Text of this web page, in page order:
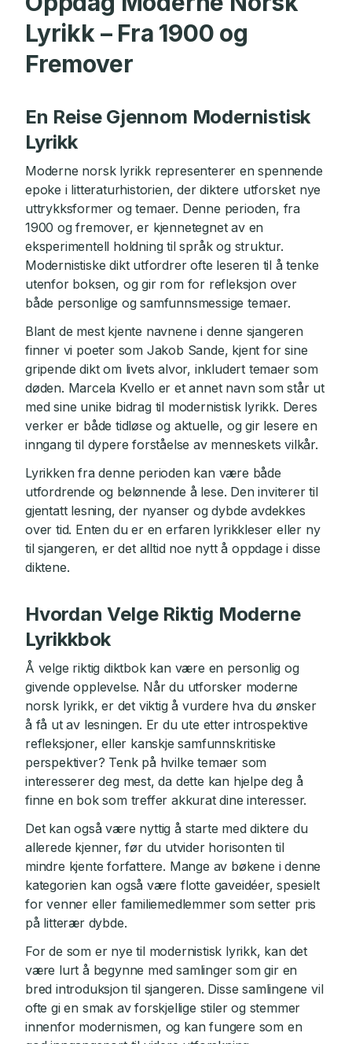
Lyrikk – Fra 1900 og
Fremover
En Reise Gjennom Modernistisk
Lyrikk
Moderne norsk lyrikk representerer en spennende
epoke i litteraturhistorien, der diktere utforsket nye
uttrykksformer og temaer. Denne perioden, fra
1900 og fremover, er kjennetegnet av en
eksperimentell holdning til språk og struktur.
Modernistiske dikt utfordrer ofte leseren til å tenke
utenfor boksen, og gir rom for refleksjon over
både personlige og samfunnsmessige temaer.
Blant de mest kjente navnene i denne sjangeren
finner vi poeter som Jakob Sande, kjent for sine
gripende dikt om livets alvor, inkludert temaer som
døden. Marcela Kvello er et annet navn som står ut
med sine unike bidrag til modernistisk lyrikk. Deres
verker er både tidløse og aktuelle, og gir lesere en
inngang til dypere forståelse av menneskets vilkår.
Lyrikken fra denne perioden kan være både
utfordrende og belønnende å lese. Den inviterer til
gjentatt lesning, der nyanser og dybde avdekkes
over tid. Enten du er en erfaren lyrikkleser eller ny
til sjangeren, er det alltid noe nytt å oppdage i disse
diktene.
Hvordan Velge Riktig Moderne
Lyrikkbok
Å velge riktig diktbok kan være en personlig og
givende opplevelse. Når du utforsker moderne
norsk lyrikk, er det viktig å vurdere hva du ønsker
å få ut av lesningen. Er du ute etter introspektive
refleksjoner, eller kanskje samfunnskritiske
perspektiver? Tenk på hvilke temaer som
interesserer deg mest, da dette kan hjelpe deg å
finne en bok som treffer akkurat dine interesser.
Det kan også være nyttig å starte med diktere du
allerede kjenner, før du utvider horisonten til
mindre kjente forfattere. Mange av bøkene i denne
kategorien kan også være flotte gaveidéer, spesielt
for venner eller familiemedlemmer som setter pris
på litterær dybde.
For de som er nye til modernistisk lyrikk, kan det
være lurt å begynne med samlinger som gir en
bred introduksjon til sjangeren. Disse samlingene vil
ofte gi en smak av forskjellige stiler og stemmer
innenfor modernismen, og kan fungere som en